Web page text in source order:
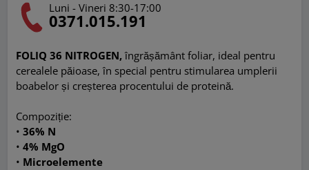
Luni - Vineri 8:30-17:00
0371.015.191
FOLIQ 36 NITROGEN,îngrășământ foliar, ideal pentru
cerealele păioase, în special pentru stimularea umplerii
boabelor și creșterea procentului de proteină.
Compoziție:
•36% N
•4% MgO
• Microelemente